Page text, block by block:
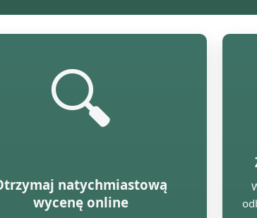
🔍
natychmiastową
wycenę online